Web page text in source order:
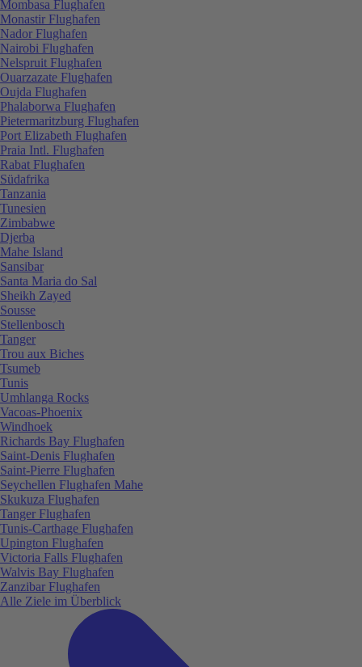
Mombasa Flughafen
Monastir Flughafen
Nador Flughafen
Nairobi Flughafen
Nelspruit Flughafen
Ouarzazate Flughafen
Oujda Flughafen
Phalaborwa Flughafen
Pietermaritzburg Flughafen
Port Elizabeth Flughafen
Praia Intl. Flughafen
Rabat Flughafen
Südafrika
Tanzania
Tunesien
Zimbabwe
Djerba
Mahe Island
Sansibar
Santa Maria do Sal
Sheikh Zayed
Sousse
Stellenbosch
Tanger
Trou aux Biches
Tsumeb
Tunis
Umhlanga Rocks
Vacoas-Phoenix
Windhoek
Richards Bay Flughafen
Saint-Denis Flughafen
Saint-Pierre Flughafen
Seychellen Flughafen Mahe
Skukuza Flughafen
Tanger Flughafen
Tunis-Carthage Flughafen
Upington Flughafen
Victoria Falls Flughafen
Walvis Bay Flughafen
Zanzibar Flughafen
Alle Ziele im Überblick